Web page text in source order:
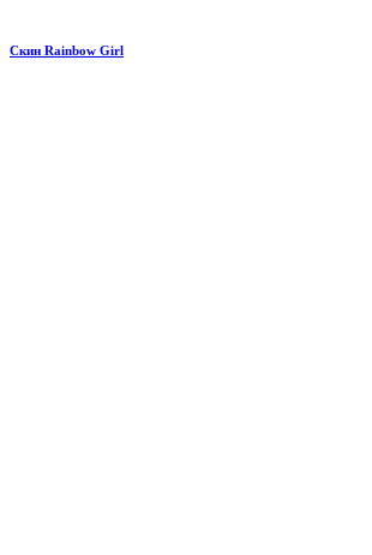
Скин Rainbow Girl